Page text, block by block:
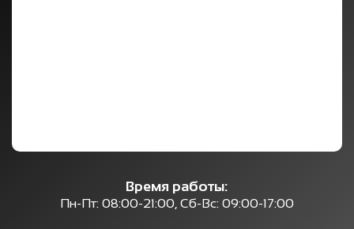
Время работы:
Пн-Пт: 08:00-21:00, Сб-Вс: 09:00-17:00